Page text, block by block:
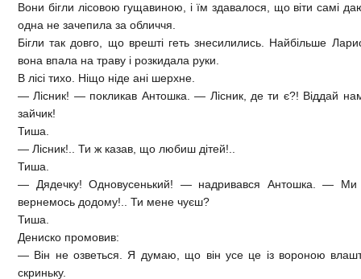
Вони бігли лісовою гущавиною, і їм здавалося, що віти самі
одна не зачепила за обличчя.
Бігли так довго, що врешті геть знесилились. Найбільше
вона впала на траву і розкидала руки.
В лісі тихо. Ніщо ніде ані шерхне.
— Лісник! — покликав Антошка. — Лісник, де ти є?! Віддай
зайчик!
Тиша.
— Лісник!.. Ти ж казав, що любиш дітей!..
Тиша.
— Дядечку! Одновусенький! — надривався Антошка. — Ми
вернемось додому!.. Ти мене чуєш?
Тиша.
Дениско промовив:
— Він не озветься. Я думаю, що він усе це із вороною
скриньку.